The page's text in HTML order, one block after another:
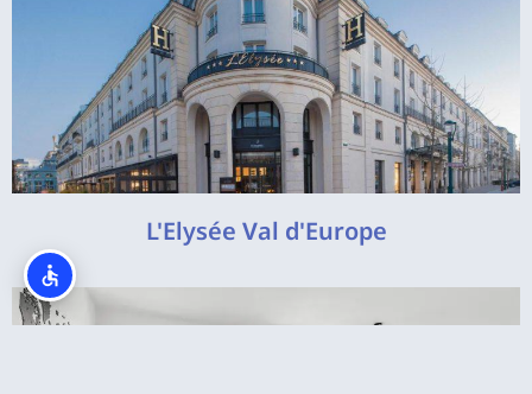
L'Elysée Val d'Europe